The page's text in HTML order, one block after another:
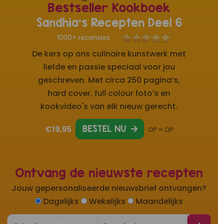
Ontvang de nieuwste recepten
Jouw gepersonaliseerde nieuwsbrief ontvangen?
Dagelijks
Wekelijks Maandelijks
Bestseller Kookboek
Sandhia's Recepten Deel 6
1000+ recensies
De kers op ons culinaire kunstwerk met
liefde en passie speciaal voor jou
geschreven. Met circa 250 pagina’s,
hard cover, full colour foto’s en
kookvideo's van elk nieuw gerecht.
€19,95 BESTEL NU OP = OP